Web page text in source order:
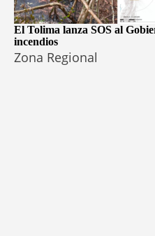
El Tolima lanza SOS al
incendios
Zona Regional